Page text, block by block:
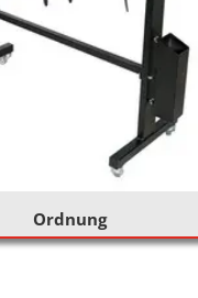
Ordnung